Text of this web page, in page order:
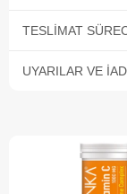
TESLIMAT
UYARILAR VE